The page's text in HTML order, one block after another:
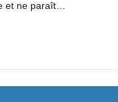
et ne paraît…